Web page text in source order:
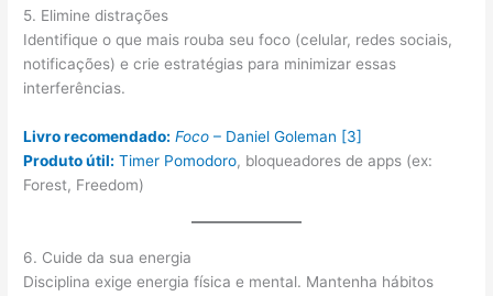
5. Elimine distrações
Identifique o que mais rouba seu foco (celular, redes sociais,
notificações) e crie estratégias para minimizar essas
interferências.
Livro recomendado: Foco – Daniel Goleman [3]
Produto útil: Timer Pomodoro, bloqueadores de apps (ex:
Forest, Freedom)
6. Cuide da sua energia
Disciplina exige energia física e mental. Mantenha hábitos